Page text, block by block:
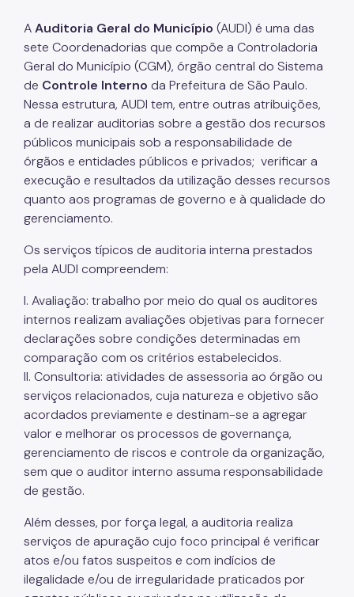
Fale Conosco
Sala de Imprensa
Notícias
EMM - Pateo do Collegio
AAuditoria Geral do Município (AUDI) é uma das
sete Coordenadorias que compõe a Controladoria
Geral do Município (CGM), órgão central do Sistema
de Controle Interno da Prefeitura de São Paulo.
Nessa estrutura, AUDI tem, entre outras atribuições,
a de realizar auditorias sobre a gestão dos recursos
públicos municipais sob a responsabilidade de
órgãos e entidades públicos e privados; verificar a
execução e resultados da utilização desses recursos
quanto aos programas de governo e à qualidade do
gerenciamento.
Os serviços típicos de auditoria interna prestados
pela AUDI compreendem:
I. Avaliação: trabalho por meio do qual os auditores
internos realizam avaliações objetivas para fornecer
declarações sobre condições determinadas em
comparação com os critérios estabelecidos.
II. Consultoria: atividades de assessoria ao órgão ou
serviços relacionados, cuja natureza e objetivo são
acordados previamente e destinam-se a agregar
valor e melhorar os processos de governança,
gerenciamento de riscos e controle da organização,
sem que o auditor interno assuma responsabilidade
de gestão.
Além desses, por força legal, a auditoria realiza
serviços de apuração cujo foco principal é verificar
atos e/ou fatos suspeitos e com indícios de
ilegalidade e/ou de irregularidade praticados por